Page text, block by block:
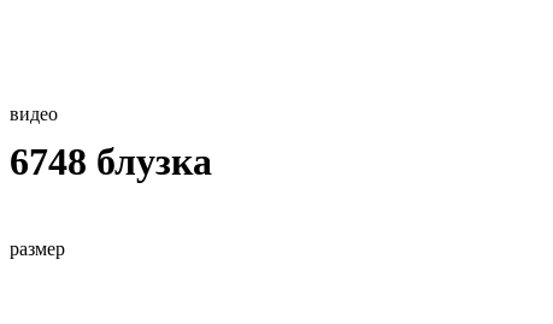
видео
6748 блузка
размер